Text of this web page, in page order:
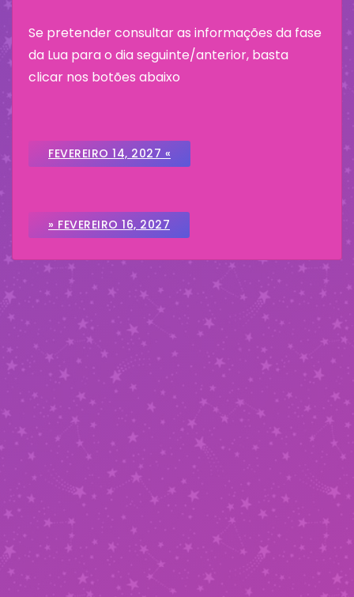
Se pretender consultar as informações da fase
da Lua para o dia seguinte/anterior, basta
clicar nos botões abaixo
FEVEREIRO 14, 2027 «
» FEVEREIRO 16, 2027